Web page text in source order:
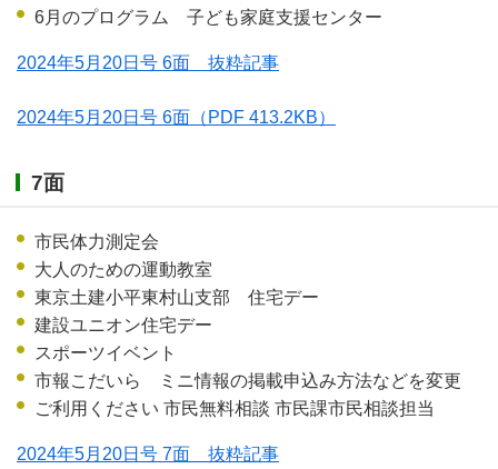
6月のプログラム 子ども家庭支援センター
2024年5月20日号 6面 抜粋記事
2024年5月20日号 6面 （PDF 413.2KB）
7面
市民体力測定会
大人のための運動教室
東京土建小平東村山支部 住宅デー
建設ユニオン住宅デー
スポーツイベント
市報こだいら ミニ情報の掲載申込み方法などを変更
ご利用ください 市民無料相談 市民課市民相談担当
2024年5月20日号 7面 抜粋記事